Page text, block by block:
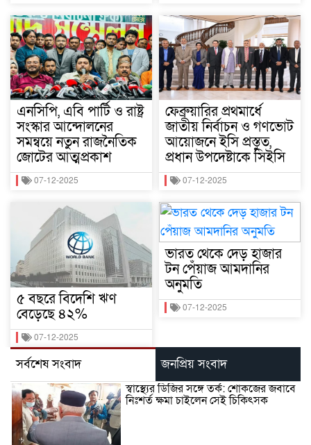
এনসিপি, এবি পার্টি ও রাষ্ট্র
সংস্কার আন্দোলনের
সমন্বয়ে নতুন রাজনৈতিক
জোটের আত্মপ্রকাশ
07-12-2025
৫ বছরে বিদেশি ঋণ
বেড়েছে ৪২%
07-12-2025
ফেব্রুয়ারির প্রথমার্ধে
জাতীয় নির্বাচন ও গণভোট
আয়োজনে ইসি প্রস্তুত,
প্রধান উপদেষ্টাকে সিইসি
07-12-2025
ভারত থেকে দেড় হাজার
টন পেঁয়াজ আমদানির
অনুমতি
07-12-2025
সর্বশেষ সংবাদ জনপ্রিয় সংবাদ
স্বাস্থ্যের ডিজির সঙ্গে তর্ক: শোকজের জবাবে
নিঃশর্ত ক্ষমা চাইলেন সেই চিকিৎসক